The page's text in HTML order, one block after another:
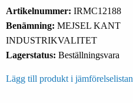
Artikelnummer: IRMC12188
Benämning: MEJSEL KANT
INDUSTRIKVALITET
Lagerstatus: Beställningsvara
Lägg till produkt i jämförelselistan